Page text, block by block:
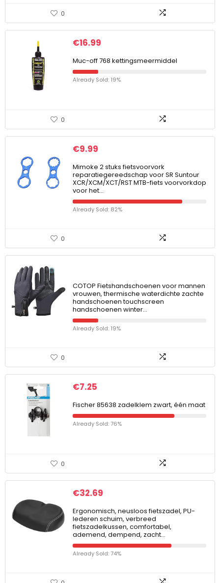
0
€16.99
Muc-off 768 kettingsmeermiddel
Already Sold: 19%
0
€9.99
Mimoke 2 stuks fietsvoorvork
reparatiegereedschap voor SR Suntour
XCR/XCM/XCT/RST MTB-fiets voorvorkdop
voor het…
Already Sold: 82%
0
COTOP Fietshandschoenen voor mannen
vrouwen, thermische waterdichte zachte
handschoenen touchscreen
handschoenen winter…
Already Sold: 19%
0
€7.25
Fischer 85638 zadelklem zwart, één maat
Already Sold: 76%
0
€32.69
Ergonomisch, neusloos fietszadel, PU-
lederen schuim, verbreed
fietszadelkussen, comfortabel,
ademend, dempend, zacht…
Already Sold: 74%